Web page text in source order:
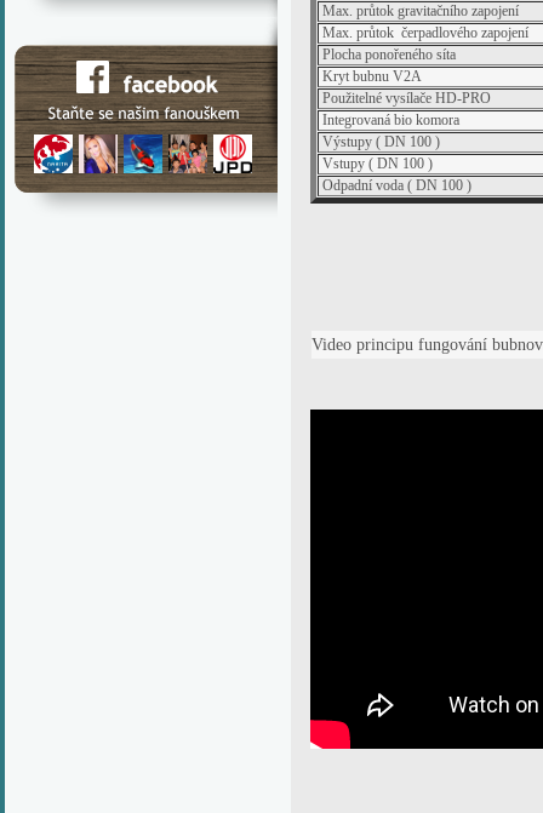
Max. průtok gravitačního zapojení
Max. průtok čerpadlového zapojení
Plocha ponořeného síta
Kryt bubnu V2A
Použitelné vysílače HD-PRO
Integrovaná bio komora
Výstupy ( DN 100 )
Vstupy ( DN 100 )
Odpadní voda ( DN 100 )
Video principu fungování